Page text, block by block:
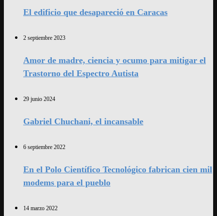
El edificio que desapareció en Caracas
2 septiembre 2023
Amor de madre, ciencia y ocumo para mitigar el
Trastorno del Espectro Autista
29 junio 2024
Gabriel Chuchani, el incansable
6 septiembre 2022
En el Polo Científico Tecnológico fabrican cien mil
modems para el pueblo
14 marzo 2022